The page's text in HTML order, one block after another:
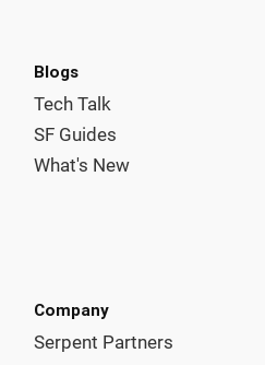
Blogs
Tech Talk
SF Guides
What's New
Company
Serpent Partners